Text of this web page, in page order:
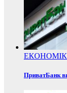
ПриватБанк